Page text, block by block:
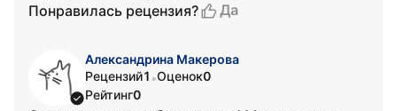
Понравилась рецензия?
Да
Александрина Макерова
Рецензий1 •Оценок0
Рейтинг0